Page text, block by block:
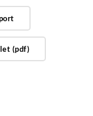
(pdf)